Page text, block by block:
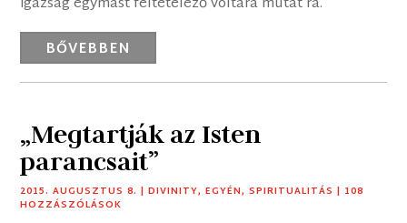
BŐVEBBEN
„Megtartják az Isten
parancsait”
2015. AUGUSZTUS 8. |DIVINITY,EGYÉN,SPIRITUALITÁS | 108
HOZZÁSZÓLÁSOK